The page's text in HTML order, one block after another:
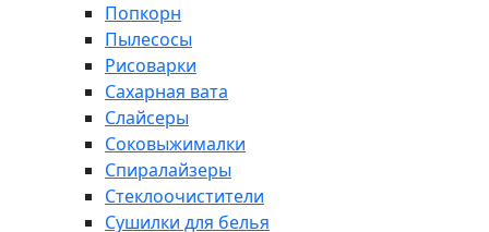
Попкорн
Пылесосы
Рисоварки
Сахарная вата
Слайсеры
Соковыжималки
Спиралайзеры
Стеклоочистители
Сушилки для белья